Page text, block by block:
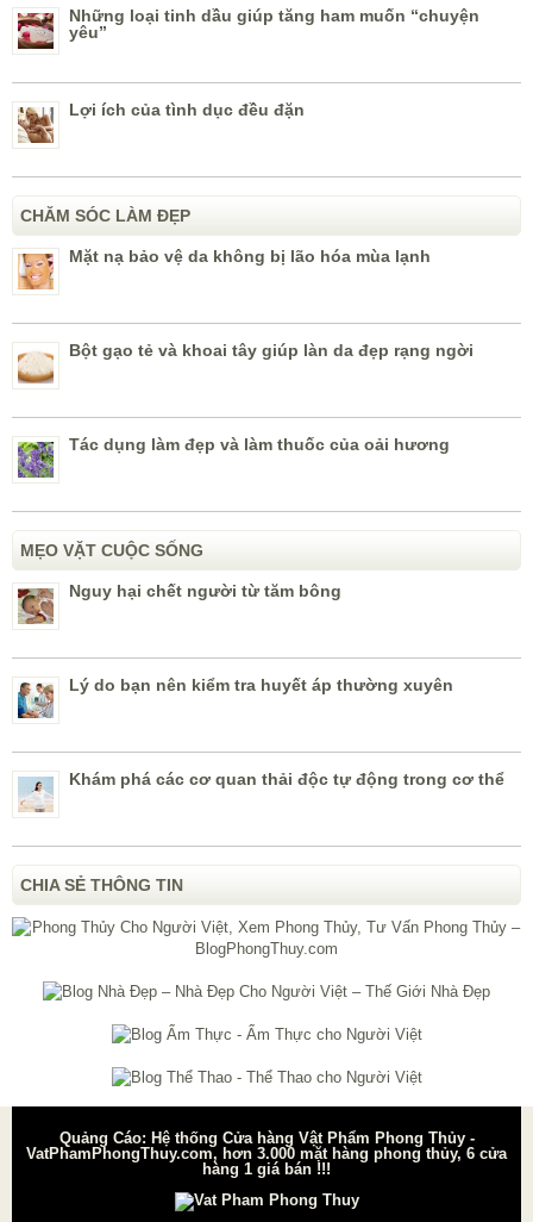
Những loại tinh dầu giúp tăng ham muốn “chuyện
yêu”
Lợi ích của tình dục đều đặn
CHĂM SÓC LÀM ĐẸP
Mặt nạ bảo vệ da không bị lão hóa mùa lạnh
Bột gạo tẻ và khoai tây giúp làn da đẹp rạng ngời
Tác dụng làm đẹp và làm thuốc của oải hương
MẸO VẶT CUỘC SỐNG
Nguy hại chết người từ tăm bông
Lý do bạn nên kiểm tra huyết áp thường xuyên
Khám phá các cơ quan thải độc tự động trong cơ thể
CHIA SẺ THÔNG TIN
Quảng Cáo: Hệ thống Cửa hàng Vật Phẩm Phong Thủy -
VatPhamPhongThuy.com, hơn 3.000 mặt hàng phong thủy, 6 cửa
hàng 1 giá bán !!!